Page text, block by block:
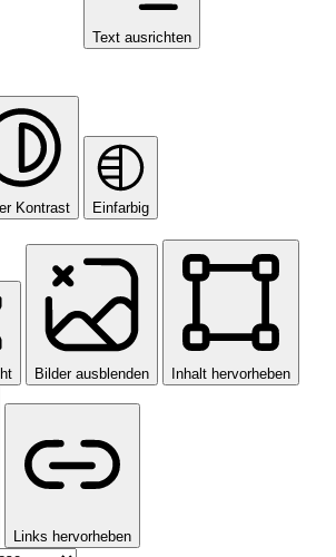
Text ausrichten
Kontrast Einfarbig
Bilder ausblenden Inhalt hervorheben
Links hervorheben